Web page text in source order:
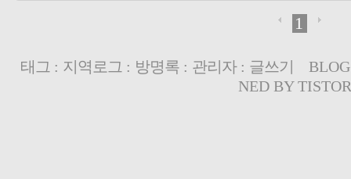
1
태그 : 지역로그 : 방명록: 관리자: 글쓰기
NED BY